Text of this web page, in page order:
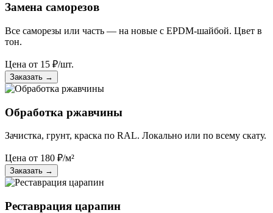
Замена саморезов
Все саморезы или часть — на новые с EPDM-шайбой. Цвет в
тон.
Цена от 15 ₽/шт.
Заказать →
Обработка ржавчины
Зачистка, грунт, краска по RAL. Локально или по всему скату.
Цена от 180 ₽/м²
Заказать →
Реставрация царапин